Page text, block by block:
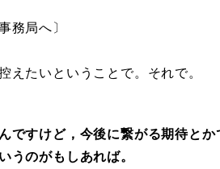
局へ〕
たいということで。それで。
すけど，今後に繋がる期待とか
のがもしあれば。